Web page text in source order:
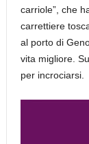
carriole”, che
carrettiere
al porto di
vita migliore.
per incrociarsi.